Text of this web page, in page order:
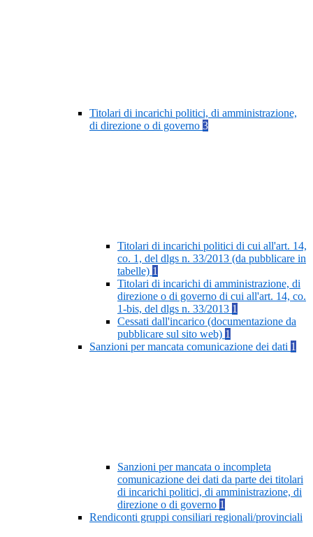
Titolari di incarichi politici, di amministrazione,
di direzione o di governo 3
Titolari di incarichi politici di cui all'art. 14,
co. 1, del dlgs n. 33/2013 (da pubblicare in
tabelle) 1
Titolari di incarichi di amministrazione, di
direzione o di governo di cui all'art. 14, co.
1-bis, del dlgs n. 33/2013 1
Cessati dall'incarico (documentazione da
pubblicare sul sito web) 1
Sanzioni per mancata comunicazione dei dati 1
Sanzioni per mancata o incompleta
comunicazione dei dati da parte dei titolari
di incarichi politici, di amministrazione, di
direzione o di governo 1
Rendiconti gruppi consiliari regionali/provinciali